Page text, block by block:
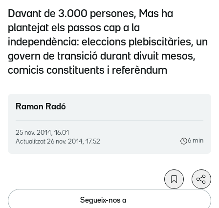
Davant de 3.000 persones, Mas ha
plantejat els passos cap a la
independència: eleccions plebiscitàries, un
govern de transició durant divuit mesos,
comicis constituents i referèndum
Ramon Radó
25 nov. 2014, 16.01
Actualitzat 26 nov. 2014, 17.52 6 min
Segueix-nos a